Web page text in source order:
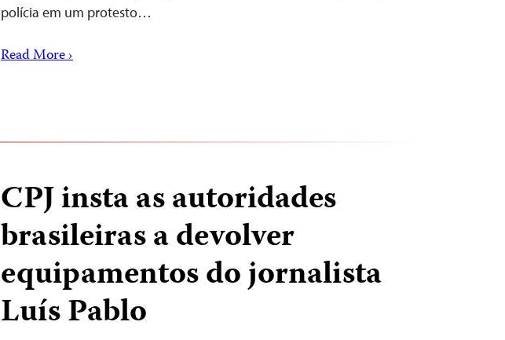
polícia em um protesto…
Read More ›
CPJ insta as autoridades
brasileiras a devolver
equipamentos do jornalista
Luís Pablo